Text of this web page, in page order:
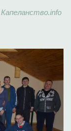
Капеланство.info